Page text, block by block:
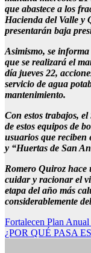
que abastece a los
Hacienda del Valle y
presentarán baja
Asimismo, se
que se realizará el
día jueves 22,
servicio de agua
mantenimiento.
Con estos trabajos,
de estos equipos de
usuarios que reciben
y “Huertas de San
Romero Quiroz hace
cuidar y racionar el
etapa del año más
considerablemente
Navegación
de
Fortalecen Plan
¿POR QUÉ PASA